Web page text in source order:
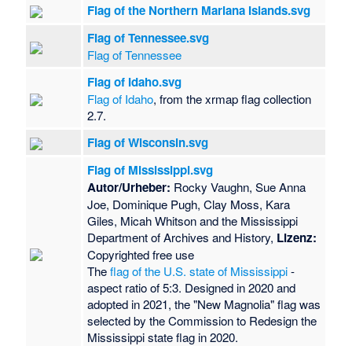
Flag of the Northern Mariana Islands.svg
Flag of Tennessee.svg
Flag of Tennessee
Flag of Idaho.svg
Flag of Idaho, from the xrmap flag collection
2.7.
Flag of Wisconsin.svg
Flag of Mississippi.svg
Autor/Urheber: Rocky Vaughn, Sue Anna
Joe, Dominique Pugh, Clay Moss, Kara
Giles, Micah Whitson and the Mississippi
Department of Archives and History, Lizenz:
Copyrighted free use
Theflag of the U.S. state of Mississippi-
aspect ratio of 5:3. Designed in 2020 and
adopted in 2021, the "New Magnolia" flag was
selected by the Commission to Redesign the
Mississippi state flag in 2020.